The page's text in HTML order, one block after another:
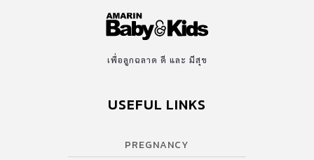
เพื่อลูกฉลาด ดี และ มีสุข
USEFUL LINKS
PREGNANCY